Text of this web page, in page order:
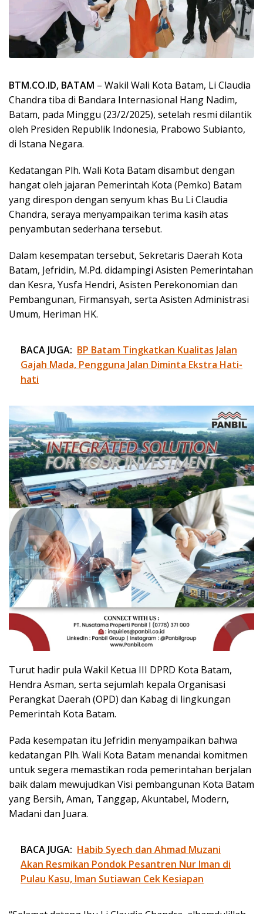
BTM.CO.ID, BATAM – Wakil Wali Kota Batam, Li Claudia
Chandra tiba di Bandara Internasional Hang Nadim,
Batam, pada Minggu (23/2/2025), setelah resmi dilantik
oleh Presiden Republik Indonesia, Prabowo Subianto,
di Istana Negara.
Kedatangan Plh. Wali Kota Batam disambut dengan
hangat oleh jajaran Pemerintah Kota (Pemko) Batam
yang direspon dengan senyum khas Bu Li Claudia
Chandra, seraya menyampaikan terima kasih atas
penyambutan sederhana tersebut.
Dalam kesempatan tersebut, Sekretaris Daerah Kota
Batam, Jefridin, M.Pd. didampingi Asisten Pemerintahan
dan Kesra, Yusfa Hendri, Asisten Perekonomian dan
Pembangunan, Firmansyah, serta Asisten Administrasi
Umum, Heriman HK.
BACA JUGA: BP Batam Tingkatkan Kualitas Jalan
Gajah Mada, Pengguna Jalan Diminta Ekstra Hati-
hati
Turut hadir pula Wakil Ketua III DPRD Kota Batam,
Hendra Asman, serta sejumlah kepala Organisasi
Perangkat Daerah (OPD) dan Kabag di lingkungan
Pemerintah Kota Batam.
Pada kesempatan itu Jefridin menyampaikan bahwa
kedatangan Plh. Wali Kota Batam menandai komitmen
untuk segera memastikan roda pemerintahan berjalan
baik dalam mewujudkan Visi pembangunan Kota Batam
yang Bersih, Aman, Tanggap, Akuntabel, Modern,
Madani dan Juara.
BACA JUGA: Habib Syech dan Ahmad Muzani
Akan Resmikan Pondok Pesantren Nur Iman di
Pulau Kasu, Iman Sutiawan Cek Kesiapan